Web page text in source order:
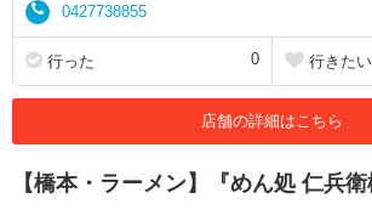
0427738855
行った 0 行きたい
店舗の詳細はこちら
【橋本・ラーメン】『めん処 仁兵衛